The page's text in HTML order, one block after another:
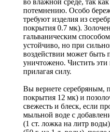
потемнению. Особо
требуют изделия из
покрытия 0.7 мк).
гальваническим
устойчиво, но при
воздействии может быть
уничтожено. Чистить эти
прилагая силу.
Вы вернете серебряным,
покрытия 12 мк) и
свежесть и блеск, если
мыльной воде с
(1 ст. ложка на литр